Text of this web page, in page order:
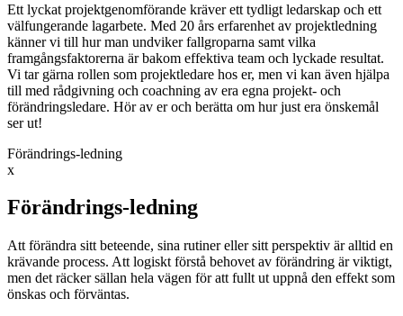
Ett lyckat projektgenomförande kräver ett tydligt ledarskap och ett
välfungerande lagarbete. Med 20 års erfarenhet av projektledning
känner vi till hur man undviker fallgroparna samt vilka
framgångsfaktorerna är bakom effektiva team och lyckade resultat.
Vi tar gärna rollen som projektledare hos er, men vi kan även hjälpa
till med rådgivning och coachning av era egna projekt- och
förändringsledare. Hör av er och berätta om hur just era önskemål
ser ut!
Förändrings-ledning
x
Förändrings-ledning
Att förändra sitt beteende, sina rutiner eller sitt perspektiv är alltid en
krävande process. Att logiskt förstå behovet av förändring är viktigt,
men det räcker sällan hela vägen för att fullt ut uppnå den effekt som
önskas och förväntas.